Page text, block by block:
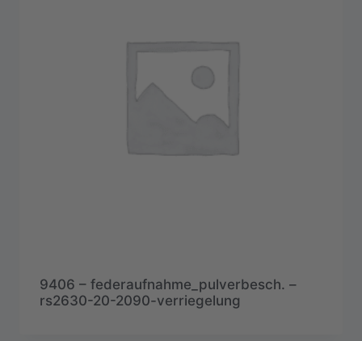
9406 – federaufnahme_pulverbesch. –
rs2630-20-2090-verriegelung